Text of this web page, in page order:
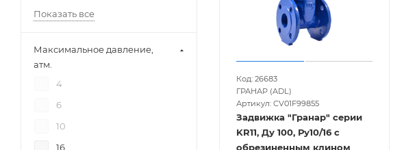
Код: 26683
ГРАНАР (ADL)
Артикул: CV01F99855
Задвижка "Гранар" серии
KR11, Ду 100, Ру10/16 с
обрезиненным клином
Показать все
Максимальное давление,
атм.
4
6
10
16